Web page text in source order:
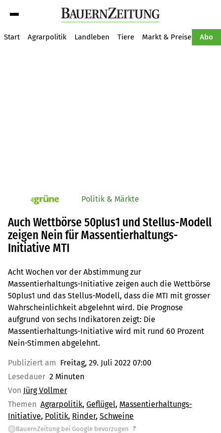
Start Agrarpolitik Landleben Tiere Markt & Preise Abo
pv_die-grune-online Politik & Märkte
Auch Wettbörse 50plus1 und Stellus-Modell
zeigen Nein für Massentierhaltungs-
Initiative MTI
Acht Wochen vor der Abstimmung zur
Massentierhaltungs-Initiative zeigen auch die Wettbörse
50plus1 und das Stellus-Modell, dass die MTI mit grosser
Wahrscheinlichkeit abgelehnt wird. Die Prognose
aufgrund von sechs Indikatoren zeigt: Die
Massentierhaltungs-Initiative wird mit rund 60 Prozent
Nein-Stimmen abgelehnt.
Publiziert am Freitag, 29. Juli 2022 07:00
Lesedauer 2 Minuten
Von Jürg Vollmer
Themen Agrarpolitik Geflügel Massentierhaltungs-
Initiative Politik Rinder Schweine
G BauernZeitung bei Google bevorzugen ?